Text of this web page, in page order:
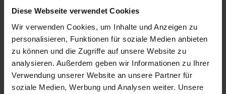
Diese Webseite verwendet Cookies
Wir verwenden Cookies, um Inhalte und Anzeigen zu
personalisieren, Funktionen für soziale Medien anbieten
zu können und die Zugriffe auf unsere Website zu
analysieren. Außerdem geben wir Informationen zu Ihrer
Verwendung unserer Website an unsere Partner für
soziale Medien, Werbung und Analysen weiter. Unsere